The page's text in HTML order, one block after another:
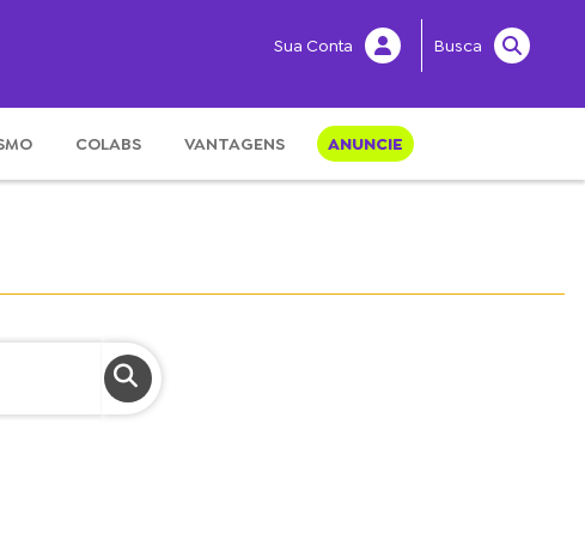
Busca
Sua Conta
COLABS VANTAGENS ANUNCIE